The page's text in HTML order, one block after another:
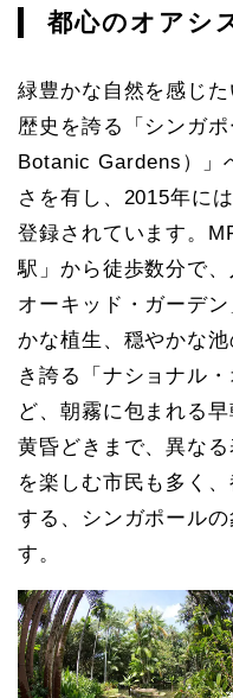
都心のオアシ
緑豊かな自然を感じ
歴史を誇る「シンガ
Botanic Gardens）」
さを有し、2015年に
登録されています。
駅」から徒歩数分で
オーキッド・ガーデ
かな植生、穏やかな
き誇る「ナショナル
ど、朝霧に包まれる
黄昏どきまで、異な
を楽しむ市民も多く
する、シンガポール
す。